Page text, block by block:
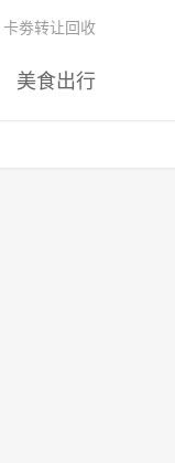
美食出行
卡劵转让回收